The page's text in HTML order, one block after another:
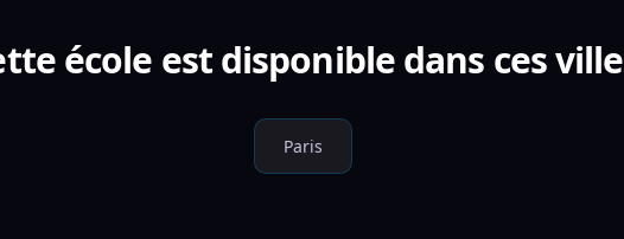
école est disponible dans ces
Paris